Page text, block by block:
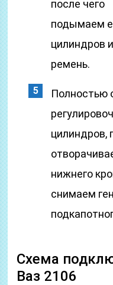
после чего
подымаем
цилиндров
ремень.
Полностью
цилиндров,
нижнего
снимаем
Схема
Ваз 2106